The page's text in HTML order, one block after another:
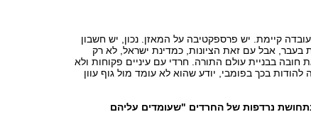
קיימת. יש פרספקטיבה על המאזן. נכון, יש חשבון
בעבר, אבל עם זאת הציונות, כמדינת ישראל, לא רק
בבניית עולם התורה. חרדי עם עיניים פקוחות ולא
בכך בפומבי, יודע שהוא לא עומד מול גוף עוון
נרדפות של החרדים "שעומדים עליהם